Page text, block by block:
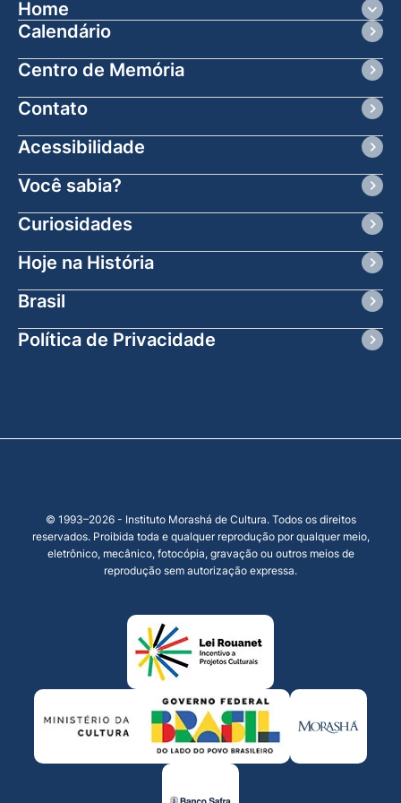
Profetas e Sábios
Mulheres Bíblicas
Biografias
Home
Revista
Calendário
Centro de Memória
Contato
Acessibilidade
Você sabia?
Curiosidades
Hoje na História
Brasil
Política de Privacidade
© 1993–2026 - Instituto Morashá de Cultura. Todos os direitos
reservados. Proibida toda e qualquer reprodução por qualquer meio,
eletrônico, mecânico, fotocópia, gravação ou outros meios de
reprodução sem autorização expressa.